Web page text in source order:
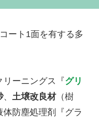
ート1面を有する多
リーニングス『グリ
、 土壌改良材（樹
防塵処理剤『グラ